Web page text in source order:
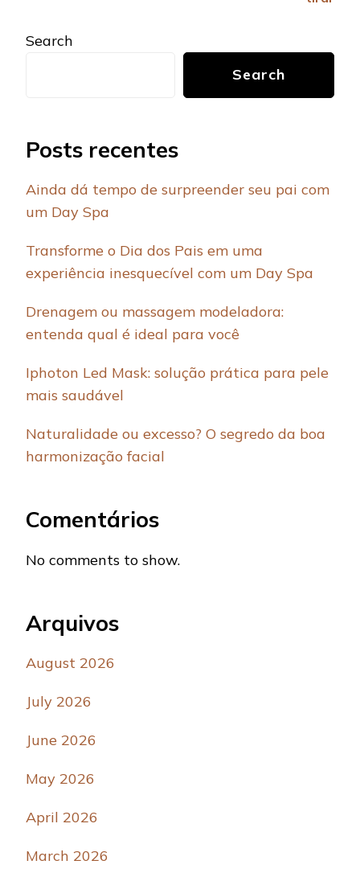
Search
Search
Posts recentes
Ainda dá tempo de surpreender seu pai com
um Day Spa
Transforme o Dia dos Pais em uma
experiência inesquecível com um Day Spa
Drenagem ou massagem modeladora:
entenda qual é ideal para você
Iphoton Led Mask: solução prática para pele
mais saudável
Naturalidade ou excesso? O segredo da boa
harmonização facial
Comentários
No comments to show.
Arquivos
August 2026
July 2026
June 2026
May 2026
April 2026
March 2026